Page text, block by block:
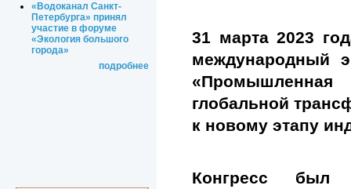
«Водоканал Санкт-
Петербурга» принял
участие в форуме
«Экология большого
города»
подробнее
31 марта 2023
международный
глобальной
к новому этапу
Конгресс был